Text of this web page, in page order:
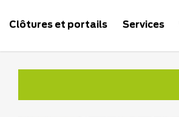
Clôtures et portails Services